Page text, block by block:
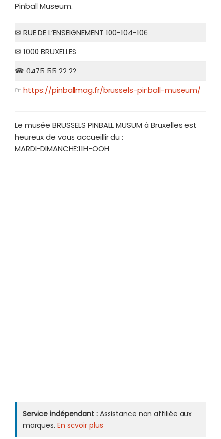
Pinball Museum.
✉ RUE DE L’ENSEIGNEMENT 100-104-106
✉ 1000 BRUXELLES
☎ 0475 55 22 22
☞ https://pinballmag.fr/brussels-pinball-museum/
Le musée BRUSSELS PINBALL MUSUM à Bruxelles est
heureux de vous accueillir du :
MARDI-DIMANCHE:11H-OOH
Service indépendant : Assistance non affiliée aux
marques. En savoir plus